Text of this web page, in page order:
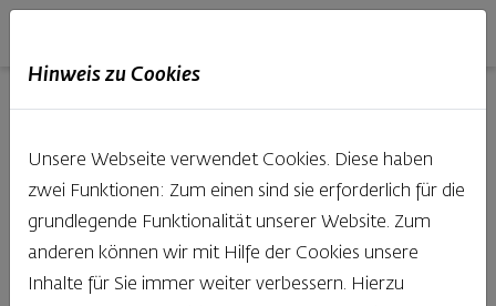
Backstube entdecken
Was gibt es Schöneres, als bei Brot & Gebäck die Qual
der Wahl zu haben? Noch dazu, wenn so großer Wert
auf den kleinen, feinen Unterschied gelegt wird, wie bei
Hinweis zu Cookies
Unsere Webseite verwendet Cookies. Diese haben
zwei Funktionen: Zum einen sind sie erforderlich für die
grundlegende Funktionalität unserer Website. Zum
anderen können wir mit Hilfe der Cookies unsere
Inhalte für Sie immer weiter verbessern. Hierzu